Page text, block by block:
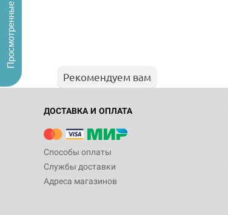
Рекомендуем вам
ДОСТАВКА И ОПЛАТА
Способы оплаты
Службы доставки
Адреса магазинов
Просмотренные